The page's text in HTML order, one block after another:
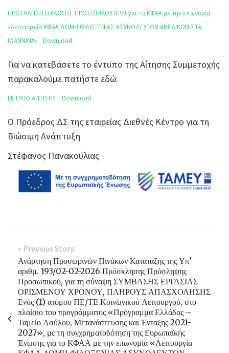
ΠΡΟΣΚΛΗΣΗ ΕΠΙΛΟΓΗΣ ΠΡΟΣΩΠΙΚΟΥICSDγια το ΚΦΑΑ με την επωνυμία
«Λειτουργία ΚΦΑΑ ΔΟΜΗ ΦΙΛΟΞΕΝΙΑΣ ΑΣΥΝΟΔΕΥΤΩΝ ΑΝΗΛΙΚΩΝ ΣΤΑ
ΙΩΑΝΝΙΝΑ»
Download
Για να κατεβάσετε το έντυπο της Αίτησης Συμμετοχής
παρακαλούμε πατήστε εδώ:
ΕΝΤΥΠΟ ΑΙΤΗΣΗΣ Download
Ο Πρόεδρος ΔΣ της εταιρείας Διεθνές Κέντρο για τη
Βιώσιμη Ανάπτυξη
Στέφανος Πανακούλιας
« Previous Story:
Ανάρτηση Προσωρινών Πινάκων Κατάταξης της Υπ’
αριθμ. 193/02-02-2026 Πρόσκλησης Πρόσληψης
Προσωπικού, για τη σύναψη ΣΥΜΒΑΣΗΣ ΕΡΓΑΣΙΑΣ
ΟΡΙΣΜΕΝΟΥ ΧΡΟΝΟΥ, ΠΛΗΡΟΥΣ ΑΠΑΣΧΟΛΗΣΗΣ
Ενός (1) ατόμου ΠΕ/ΤΕ Κοινωνικού Λειτουργού, στο
πλαίσιο του προγράμματος «Πρόγραμμα Ελλάδας –
Ταμείο Ασύλου, Μετανάστευσης και Ένταξης 2021-
2027», με τη συγχρηματοδότηση της Ευρωπαϊκής
Ένωσης για το ΚΦΑΑ με την επωνυμία «Λειτουργία